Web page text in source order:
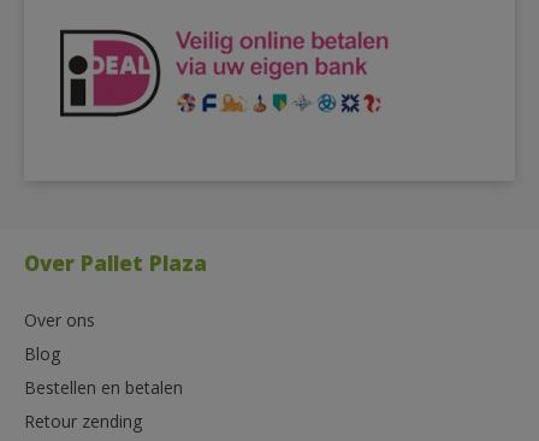
Over Pallet Plaza
Over ons
Blog
Bestellen en betalen
Retour zending